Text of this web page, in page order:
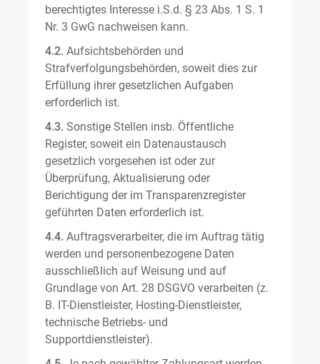
berechtigtes Interesse i.S.d. § 23 Abs. 1 S. 1
Nr. 3 GwG nachweisen kann.
4.2. Aufsichtsbehörden und
Strafverfolgungsbehörden, soweit dies zur
Erfüllung ihrer gesetzlichen Aufgaben
erforderlich ist.
4.3. Sonstige Stellen insb. Öffentliche
Register, soweit ein Datenaustausch
gesetzlich vorgesehen ist oder zur
Überprüfung, Aktualisierung oder
Berichtigung der im Transparenzregister
geführten Daten erforderlich ist.
4.4. Auftragsverarbeiter, die im Auftrag tätig
werden und personenbezogene Daten
ausschließlich auf Weisung und auf
Grundlage von Art. 28 DSGVO verarbeiten (z.
B. IT-Dienstleister, Hosting-Dienstleister,
technische Betriebs- und
Supportdienstleister).